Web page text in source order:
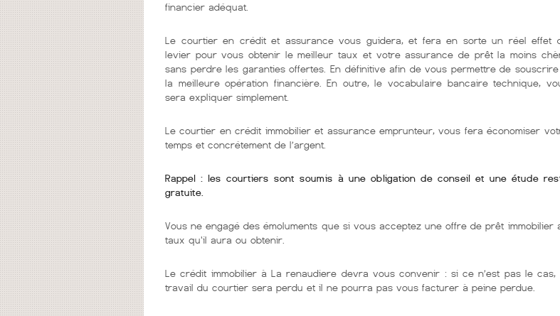
financier adéquat.
Le courtier en crédit et assurance vous guidera, et fera en sorte un réel effet
levier pour vous obtenir le meilleur taux et votre assurance de prêt la moins
sans perdre les garanties offertes. En définitive afin de vous permettre de
la meilleure opération financière. En outre, le vocabulaire bancaire technique,
sera expliquer simplement.
Le courtier en crédit immobilier et assurance emprunteur, vous fera économiser
temps et concrétement de l’argent.
Rappel : les courtiers sont soumis à une obligation de conseil et une étude
gratuite.
Vous ne engagé des émoluments que si vous acceptez une offre de prêt immobilier
taux qu'il aura ou obtenir.
Le crédit immobilier à La renaudiere devra vous convenir : si ce n’est pas le cas,
travail du courtier sera perdu et il ne pourra pas vous facturer à peine perdue.